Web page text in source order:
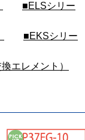
■ELSシリー
■EKSシリー
エレメント）